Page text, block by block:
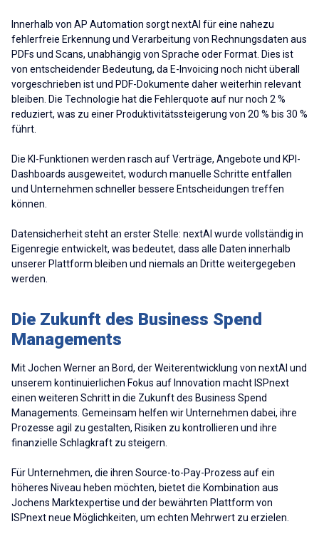
Innerhalb von AP Automation sorgt nextAI für eine nahezu
fehlerfreie Erkennung und Verarbeitung von Rechnungsdaten aus
PDFs und Scans, unabhängig von Sprache oder Format. Dies ist
von entscheidender Bedeutung, da E-Invoicing noch nicht überall
vorgeschrieben ist und PDF-Dokumente daher weiterhin relevant
bleiben. Die Technologie hat die Fehlerquote auf nur noch 2 %
reduziert, was zu einer Produktivitätssteigerung von 20 % bis 30 %
führt.
Die KI-Funktionen werden rasch auf Verträge, Angebote und KPI-
Dashboards ausgeweitet, wodurch manuelle Schritte entfallen
und Unternehmen schneller bessere Entscheidungen treffen
können.
Datensicherheit steht an erster Stelle: nextAI wurde vollständig in
Eigenregie entwickelt, was bedeutet, dass alle Daten innerhalb
unserer Plattform bleiben und niemals an Dritte weitergegeben
werden.
Die Zukunft des Business Spend
Managements
Mit Jochen Werner an Bord, der Weiterentwicklung von nextAI und
unserem kontinuierlichen Fokus auf Innovation macht ISPnext
einen weiteren Schritt in die Zukunft des Business Spend
Managements. Gemeinsam helfen wir Unternehmen dabei, ihre
Prozesse agil zu gestalten, Risiken zu kontrollieren und ihre
finanzielle Schlagkraft zu steigern.
Für Unternehmen, die ihren Source-to-Pay-Prozess auf ein
höheres Niveau heben möchten, bietet die Kombination aus
Jochens Marktexpertise und der bewährten Plattform von
ISPnext neue Möglichkeiten, um echten Mehrwert zu erzielen.